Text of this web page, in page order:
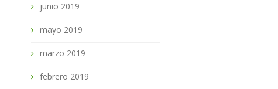
junio 2019
mayo 2019
marzo 2019
febrero 2019